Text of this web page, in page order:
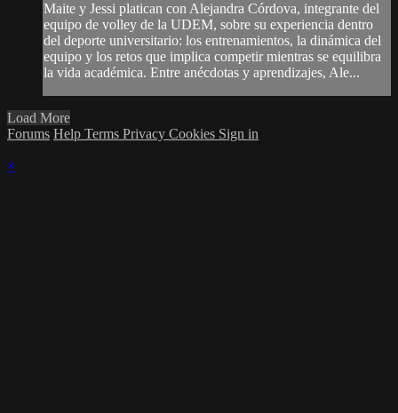
Maite y Jessi platican con Alejandra Córdova, integrante del
equipo de volley de la UDEM, sobre su experiencia dentro
del deporte universitario: los entrenamientos, la dinámica del
equipo y los retos que implica competir mientras se equilibra
la vida académica. Entre anécdotas y aprendizajes, Ale...
Load More
Forums Help Terms Privacy Cookies Sign in
×